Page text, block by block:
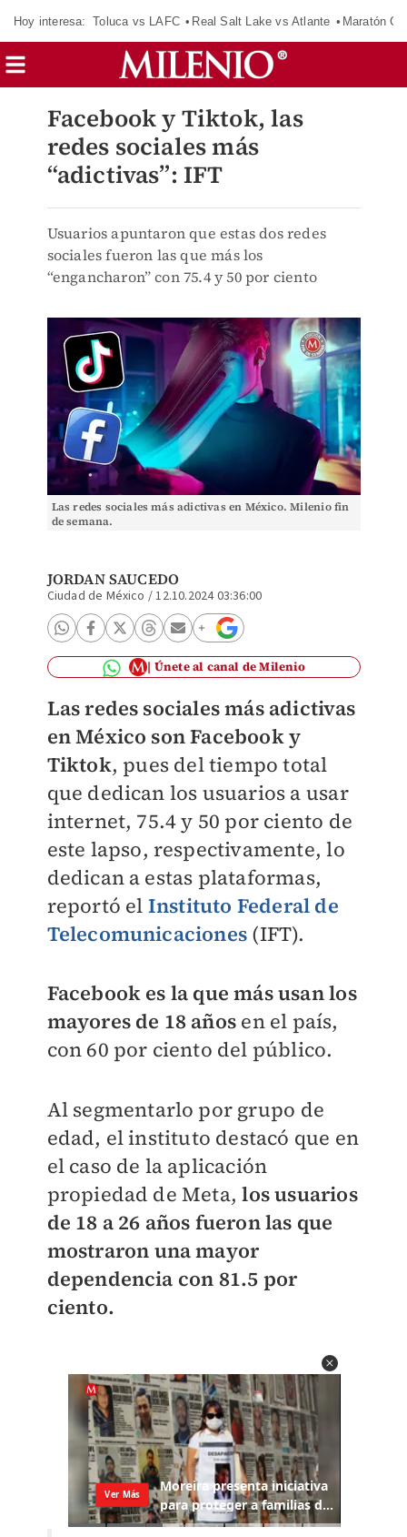
Hoy interesa: Toluca vs LAFC Real Salt Lake vs Atlante Maratón
Facebook y Tiktok, las
redes sociales más
“adictivas”: IFT
Usuarios apuntaron que estas dos redes
sociales fueron las que más los
“engancharon” con 75.4 y 50 por ciento
Las redes sociales más adictivas en México. Milenio fin
de semana.
JORDAN SAUCEDO
Ciudad de México /12.10.2024 03:36:00
Únete al canal de Milenio
Las redes sociales más adictivas
en México son Facebook y
Tiktok, pues del tiempo total
que dedican los usuarios a usar
internet, 75.4 y 50 por ciento de
este lapso, respectivamente, lo
dedican a estas plataformas,
reportó el Instituto Federal de
Telecomunicaciones (IFT).
Facebook es la que más usan los
mayores de 18 años en el país,
con 60 por ciento del público.
Al segmentarlo por grupo de
edad, el instituto destacó que en
el caso de la aplicación
propiedad de Meta,los usuarios
de 18 a 26 años fueron las que
mostraron una mayor
dependencia con 81.5 por
ciento.